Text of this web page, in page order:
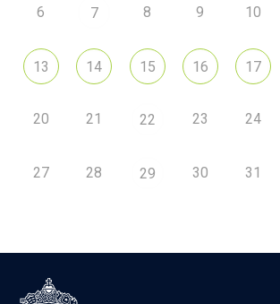
6 7 8 9 10
13 14 15 16 17
20 21 22 23 24
27 28 29 30 31